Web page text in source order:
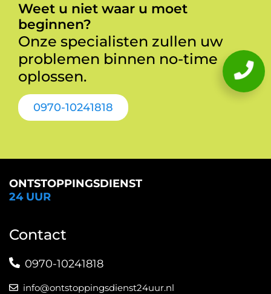
Weet u niet waar u moet
beginnen?
Onze specialisten zullen uw
problemen binnen no-time
oplossen.
0970-10241818
ONTSTOPPINGSDIENST
24 UUR
Contact
0970-10241818
info@ontstoppingsdienst24uur.nl